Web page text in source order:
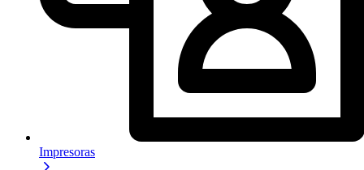
Impresoras